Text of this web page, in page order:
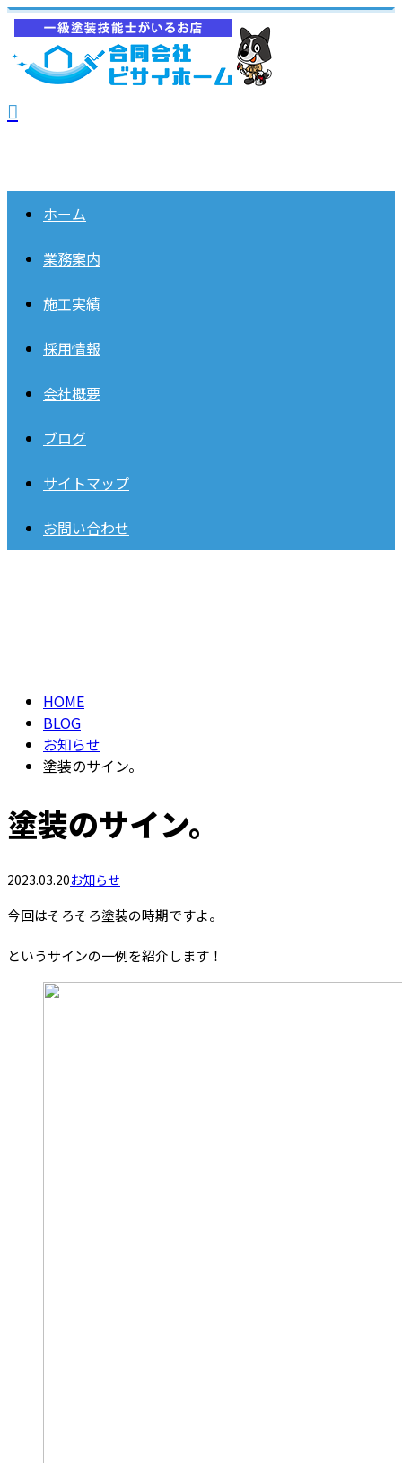
ホーム
業務案内
施工実績
採用情報
会社概要
ブログ
サイトマップ
お問い合わせ
HOME
BLOG
お知らせ
塗装のサイン。
塗装のサイン。
2023.03.20お知らせ
今回はそろそろ塗装の時期ですよ。
というサインの一例を紹介します！